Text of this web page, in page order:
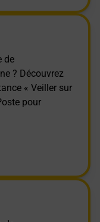
de
? Découvrez
« Veiller sur
pour